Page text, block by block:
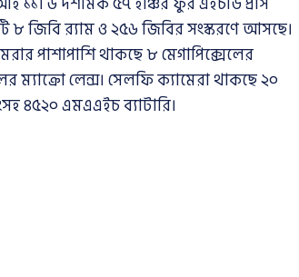
৮ জিবি র‍্যাম ও ২৫৬ জিবির সংস্করণে আসছে।
পাশাপাশি থাকছে ৮ মেগাপিক্সেলের
ম্যাক্রো লেন্স। সেলফি ক্যামেরা থাকছে ২০
৪৫২০ এমএএইচ ব্যাটারি।